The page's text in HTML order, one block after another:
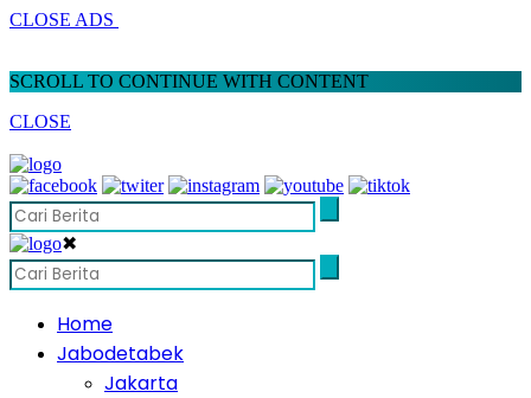
CLOSE ADS
SCROLL TO CONTINUE WITH CONTENT
CLOSE
✖
Home
Jabodetabek
Jakarta